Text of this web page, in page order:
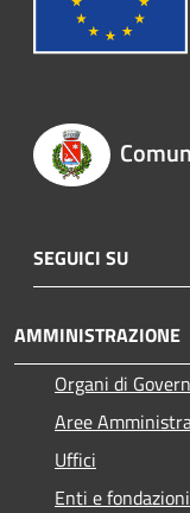
SEGUICI SU
AMMINISTRAZIONE
Organi di
Aree
Uffici
Enti e fondazioni